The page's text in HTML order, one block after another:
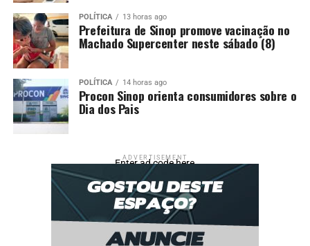
POLÍTICA 13 horas ago
Prefeitura de Sinop promove vacinação no
Machado Supercenter neste sábado (8)
POLÍTICA 14 horas ago
Procon Sinop orienta consumidores sobre o
Dia dos Pais
ADVERTISEMENT
Enter ad code here